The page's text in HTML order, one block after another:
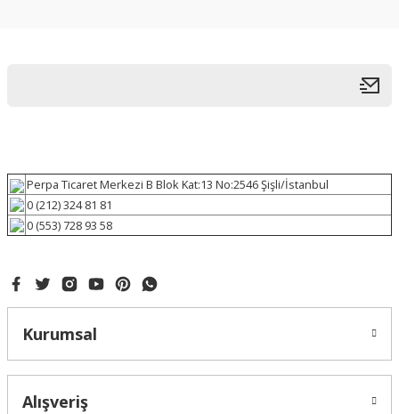
Perpa Ticaret Merkezi B Blok Kat:13 No:2546 Şişli/İstanbul
0 (212) 324 81 81
0 (553) 728 93 58
Kurumsal
Alışveriş